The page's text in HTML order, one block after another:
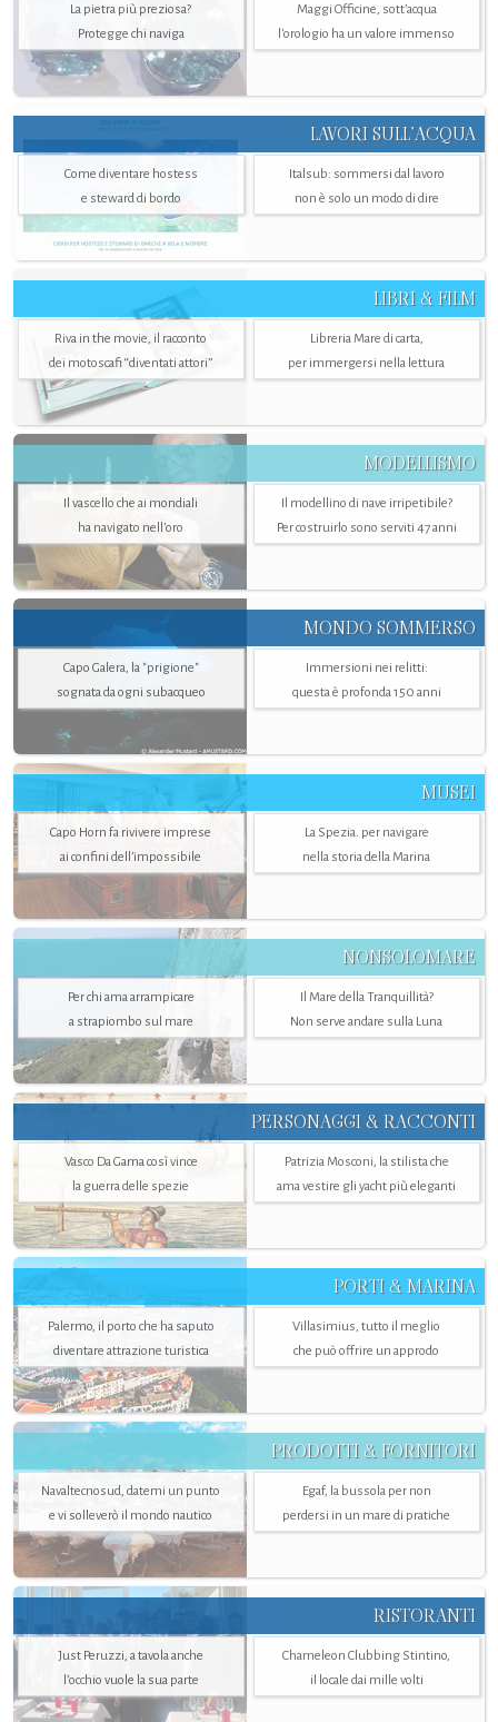
La pietra più preziosa?
Protegge chi naviga
Maggi Officine, sott’acqua
l'orologio ha un valore immenso
LAVORI SULL’ACQUA
Come diventare hostess
e steward di bordo
Italsub: sommersi dal lavoro
non è solo un modo di dire
LIBRI & FILM
Riva in the movie, il racconto
dei motoscafi “diventati attori”
Libreria Mare di carta,
per immergersi nella lettura
MODELLISMO
Il vascello che ai mondiali
ha navigato nell’oro
Il modellino di nave irripetibile?
Per costruirlo sono serviti 47 anni
MONDO SOMMERSO
Capo Galera, la "prigione"
sognata da ogni subacqueo
Immersioni nei relitti:
questa è profonda 150 anni
MUSEI
Capo Horn fa rivivere imprese
ai confini dell’impossibile
La Spezia. per navigare
nella storia della Marina
NONSOLOMARE
Per chi ama arrampicare
a strapiombo sul mare
Il Mare della Tranquillità?
Non serve andare sulla Luna
PERSONAGGI & RACCONTI
Vasco Da Gama così vince
la guerra delle spezie
Patrizia Mosconi, la stilista che
ama vestire gli yacht più eleganti
PORTI & MARINA
Palermo, il porto che ha saputo
diventare attrazione turistica
Villasimius, tutto il meglio
che può offrire un approdo
PRODOTTI & FORNITORI
Navaltecnosud, datemi un punto
e vi solleverò il mondo nautico
Egaf, la bussola per non
perdersi in un mare di pratiche
RISTORANTI
Just Peruzzi, a tavola anche
l’occhio vuole la sua parte
Chameleon Clubbing Stintino,
il locale dai mille volti